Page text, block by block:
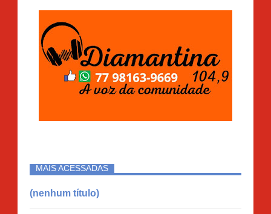
MAIS ACESSADAS
(nenhum título)